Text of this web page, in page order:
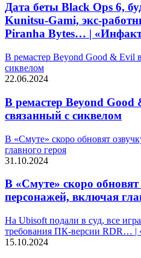
Дата беты Black Ops 6,
Kunitsu-Gami, экс-
Piranha Bytes… |
В ремастер Beyond Good & Evil
сиквелом
22.06.2024
В ремастер Beyond
связанный с сиквелом
В «Смуте» скоро обновят
главного героя
31.10.2024
В «Смуте» скоро обновят
персонажей, включая
На Ubisoft подали в суд, все
требования ПК-версии RDR… |
15.10.2024